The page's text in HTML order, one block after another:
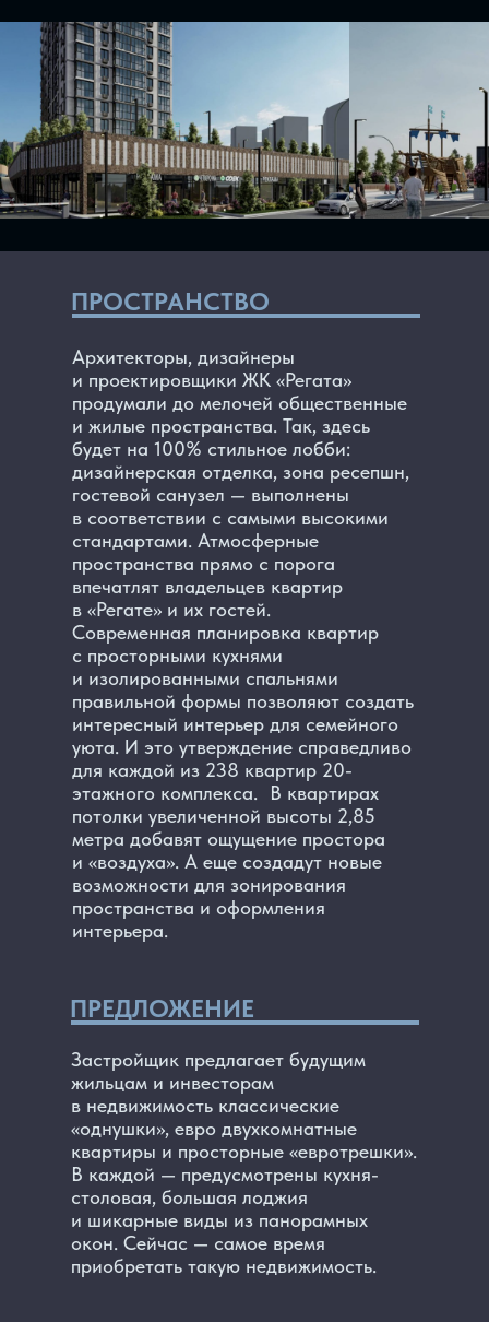
Архитекторы, дизайнеры
и проектировщики ЖК «Регата»
продумали до мелочей общественные
и жилые пространства. Так, здесь
будет на 100% стильное лобби:
дизайнерская отделка, зона ресепшн,
гостевой санузел — выполнены
в соответствии с самыми высокими
стандартами. Атмосферные
пространства прямо с порога
впечатлят владельцев квартир
в «Регате» и их гостей.
Современная планировка квартир
с просторными кухнями
и изолированными спальнями
правильной формы позволяют создать
интересный интерьер для семейного
уюта. И это утверждение справедливо
для каждой из 238 квартир 20-
этажного комплекса. В квартирах
потолки увеличенной высоты 2,85
метра добавят ощущение простора
и «воздуха». А еще создадут новые
возможности для зонирования
пространства и оформления
интерьера.
ПРОСТРАНСТВО
Застройщик предлагает будущим
жильцам и инвесторам
в недвижимость классические
«однушки», евро двухкомнатные
квартиры и просторные «евротрешки».
В каждой — предусмотрены кухня-
столовая, большая лоджия
и шикарные виды из панорамных
окон. Сейчас — самое время
приобретать такую недвижимость.
ПРЕДЛОЖЕНИЕ